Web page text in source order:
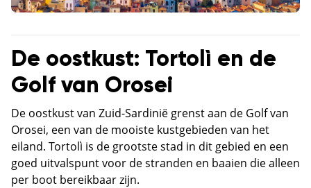
De oostkust: Tortolì en de
Golf van Orosei
De oostkust van Zuid-Sardinië grenst aan de Golf van
Orosei, een van de mooiste kustgebieden van het
eiland. Tortolì is de grootste stad in dit gebied en een
goed uitvalspunt voor de stranden en baaien die alleen
per boot bereikbaar zijn.